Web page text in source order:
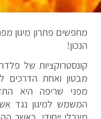
מחפשים פתרון מיגון
הנכון!
קונסטרוקציות של
מבטון ואחת הדרכים
מפני שריפה היא
המשמש למיגון נגד